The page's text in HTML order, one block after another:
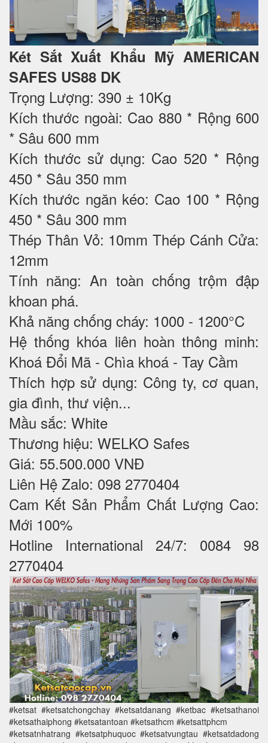
Két Sắt Xuất Khẩu Mỹ AMERICAN
SAFES US88 DK
Trọng Lượng: 390 ± 10Kg
Kích thước ngoài: Cao 880 * Rộng 600
* Sâu 600 mm
Kích thước sử dụng: Cao 520 * Rộng
450 * Sâu 350 mm
Kích thước ngăn kéo: Cao 100 * Rộng
450 * Sâu 300 mm
Thép Thân Vỏ: 10mm Thép Cánh Cửa:
12mm
Tính năng: An toàn chống trộm đập
khoan phá.
Khả năng chống cháy: 1000 - 1200°C
Hệ thống khóa liên hoàn thông minh:
Khoá Đổi Mã - Chìa khoá - Tay Cầm
Thích hợp sử dụng: Công ty, cơ quan,
gia đình, thư viện...
Mầu sắc: White
Thương hiệu: WELKO Safes
Giá: 55.500.000 VNĐ
Liên Hệ Zalo: 098 2770404
Cam Kết Sản Phẩm Chất Lượng Cao:
Mới 100%
Hotline International 24/7: 0084 98
2770404
#ketsat #ketsatchongchay #ketsatdanang #ketbac #ketsathanoi
#ketsathaiphong #ketsatantoan #ketsathcm #ketsattphcm
#ketsatnhatrang #ketsatphuquoc #ketsatvungtau #ketsatdadong